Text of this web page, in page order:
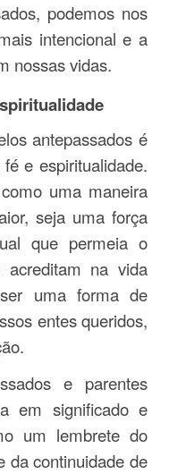
podemos nos
intencional e a
nossas vidas.
antepassados é
e espiritualidade.
uma maneira
seja uma força
que permeia o
acreditam na vida
uma forma de
entes queridos,
e parentes
em significado e
um lembrete do
da continuidade de